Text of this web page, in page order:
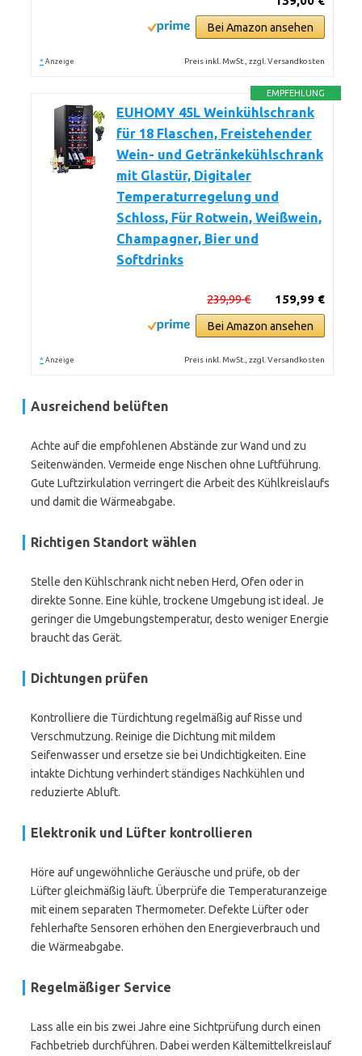
Bei Amazon ansehen
* Anzeige Preis inkl. MwSt., zzgl. Versandkosten
EMPFEHLUNG
EUHOMY 45L Weinkühlschrank
für 18 Flaschen, Freistehender
Wein- und Getränkekühlschrank
mit Glastür, Digitaler
Temperaturregelung und
Schloss, Für Rotwein, Weißwein,
Champagner, Bier und
Softdrinks
159,99 €
239,99 €
Bei Amazon ansehen
* Anzeige Preis inkl. MwSt., zzgl. Versandkosten
Ausreichend belüften
Achte auf die empfohlenen Abstände zur Wand und zu
Seitenwänden. Vermeide enge Nischen ohne Luftführung.
Gute Luftzirkulation verringert die Arbeit des Kühlkreislaufs
und damit die Wärmeabgabe.
Richtigen Standort wählen
Stelle den Kühlschrank nicht neben Herd, Ofen oder in
direkte Sonne. Eine kühle, trockene Umgebung ist ideal. Je
geringer die Umgebungstemperatur, desto weniger Energie
braucht das Gerät.
Dichtungen prüfen
Kontrolliere die Türdichtung regelmäßig auf Risse und
Verschmutzung. Reinige die Dichtung mit mildem
Seifenwasser und ersetze sie bei Undichtigkeiten. Eine
intakte Dichtung verhindert ständiges Nachkühlen und
reduzierte Abluft.
Elektronik und Lüfter kontrollieren
Höre auf ungewöhnliche Geräusche und prüfe, ob der
Lüfter gleichmäßig läuft. Überprüfe die Temperaturanzeige
mit einem separaten Thermometer. Defekte Lüfter oder
fehlerhafte Sensoren erhöhen den Energieverbrauch und
die Wärmeabgabe.
Regelmäßiger Service
Lass alle ein bis zwei Jahre eine Sichtprüfung durch einen
Fachbetrieb durchführen. Dabei werden Kältemittelkreislauf